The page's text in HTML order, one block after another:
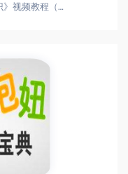
2015年期货从业资格考试《期货基础知识》视频教程（共35讲）